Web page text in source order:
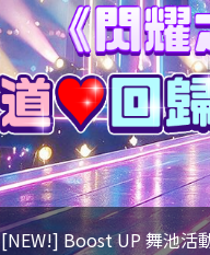
[NEW!] Boost UP 舞池活